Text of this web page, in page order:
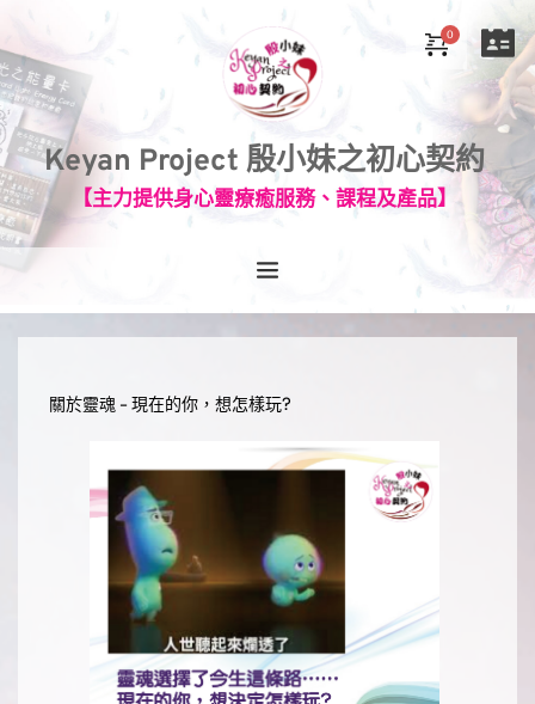
Keyan Project 殷小妹之初心契約
【主力提供身心靈療癒服務、課程及產品】
關於靈魂 - 現在的你，想怎樣玩?